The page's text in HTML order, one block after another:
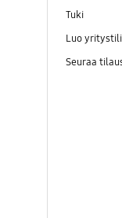
Tuki
Luo yritystili
Seuraa